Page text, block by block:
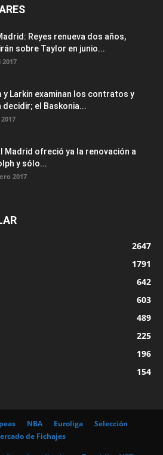
Reyes renueva dos años,
sobre Taylor en junio...
y Larkin examinan los contratos y
decidir; el Baskonia...
Madrid ofreció ya la renovación a
y sólo...
2017
2647
1791
642
603
489
225
196
154
NBA Euroliga
Selección
de Fichajes